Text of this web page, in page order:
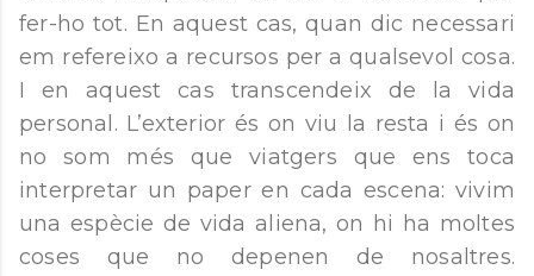
fer-ho tot. En aquest cas, quan dic necessari
em refereixo a recursos per a qualsevol cosa.
I en aquest cas transcendeix de la vida
personal. L’exterior és on viu la resta i és on
no som més que viatgers que ens toca
interpretar un paper en cada escena: vivim
una espècie de vida aliena, on hi ha moltes
coses que no depenen de nosaltres.